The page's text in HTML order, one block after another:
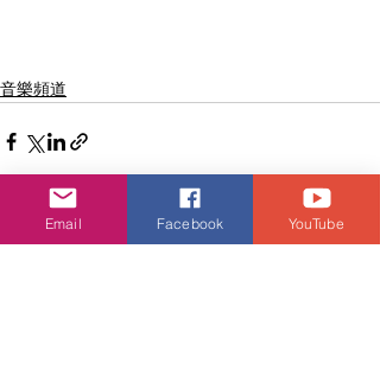
音樂頻道
Email Facebook YouTube